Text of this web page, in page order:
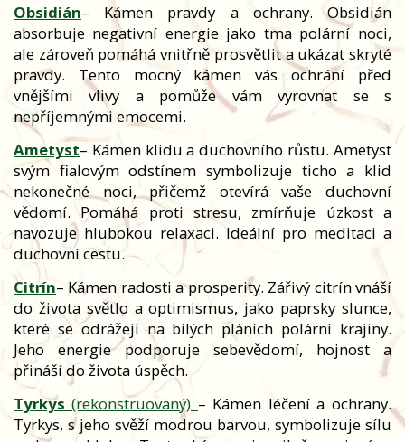
Obsidián– Kámen pravdy a ochrany. Obsidián
absorbuje negativní energie jako tma polární noci,
ale zároveň pomáhá vnitřně prosvětlit a ukázat skryté
pravdy. Tento mocný kámen vás ochrání před
vnějšími vlivy a pomůže vám vyrovnat se s
nepříjemnými emocemi.
Ametyst– Kámen klidu a duchovního růstu. Ametyst
svým fialovým odstínem symbolizuje ticho a klid
nekonečné noci, přičemž otevírá vaše duchovní
vědomí. Pomáhá proti stresu, zmírňuje úzkost a
navozuje hlubokou relaxaci. Ideální pro meditaci a
duchovní cestu.
Citrín– Kámen radosti a prosperity. Zářivý citrín vnáší
do života světlo a optimismus, jako paprsky slunce,
které se odrážejí na bílých pláních polární krajiny.
Jeho energie podporuje sebevědomí, hojnost a
přináší do života úspěch.
Tyrkys (rekonstruovaný) – Kámen léčení a ochrany.
Tyrkys, s jeho svěží modrou barvou, symbolizuje sílu